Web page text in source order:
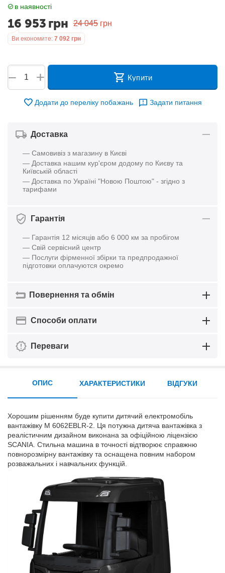
в наявності
24 045 грн
16 953 грн
Ви економите: 7 092 грн
+
− Купити
Додати до переліку побажань Задати питання
Доставка
— Самовивіз з магазину в Києві
— Доставка нашим кур'єром додому по Києву та
Київській області
— Доставка по Україні "Новою Поштою" - згідно з
тарифами
Гарантія
— Гарантія 12 місяців або 6 000 км за пробігом
— Свій сервісний центр
— Послуги фірменної збірки та предпродажної
підготовки оплачуются окремо
Повернення та обмін
Способи оплати
Переваги
ОПИС
Хорошим рішенням буде купити дитячий електромобіль
вантажівку M 6062EBLR-2. Ця потужна дитяча вантажівка з
реалістичним дизайном виконана за офіційною ліцензією
SCANIA. Стильна машина в точності відтворює справжню
повнорозмірну вантажівку та оснащена повним набором
розважальних і навчальних функцій.
ХАРАКТЕРИСТИКИ ВІДГУКИ